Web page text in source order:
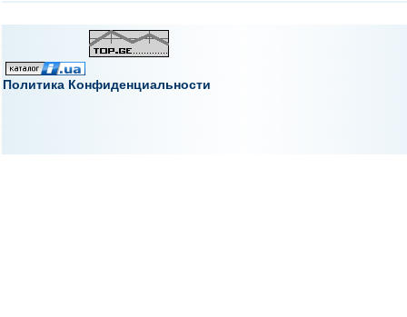
Политика Конфиденциальности